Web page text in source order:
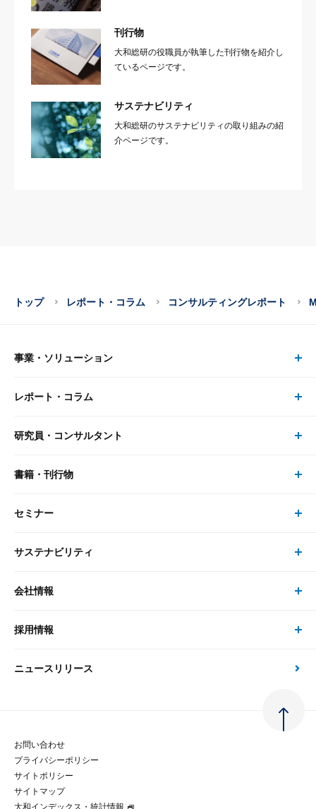
刊行物
大和総研の役職員が執筆した刊行物を紹介し
ているページです。
サステナビリティ
大和総研のサステナビリティの取り組みの紹
介ページです。
トップ レポート・コラム コンサルティングレポート
事業・ソリューション
事業・ソリューション トップ
リサーチ
大和総研の強み
先端テクノロジーに基づく新たな価値の創出
レポート・コラム
レポート・コラム トップ
最新のレポート・コラム
政策分析
金融経済教育等
研究員・コンサルタント
研究員・コンサルタント トップ
研究員
書籍・刊行物
書籍・刊行物 トップ
書籍
セミナー
セミナー トップ
現在受付中のセミナー・イベント
サステナビリティ
サステナビリティの取り組み
次世代社会への貢献
マルチステークホルダー方針
会社情報
会社情報 トップ
会社概要・役員一覧
大和総研の歩み
採用情報
採用情報 トップ
経験者採用
ニュースリリース
お問い合わせ
プライバシーポリシー
サイトポリシー
サイトマップ
大和インデックス・統計情報